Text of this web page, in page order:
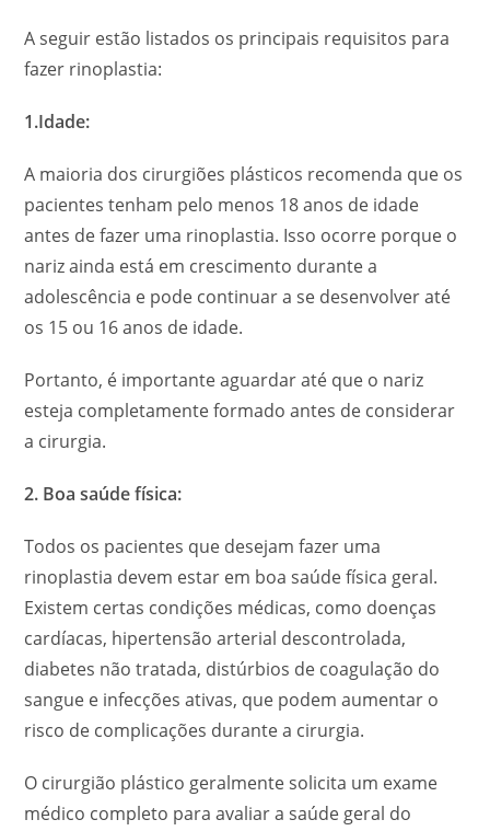
A seguir estão listados os principais requisitos para
fazer rinoplastia:
1.Idade:
A maioria dos cirurgiões plásticos recomenda que os
pacientes tenham pelo menos 18 anos de idade
antes de fazer uma rinoplastia. Isso ocorre porque o
nariz ainda está em crescimento durante a
adolescência e pode continuar a se desenvolver até
os 15 ou 16 anos de idade.
Portanto, é importante aguardar até que o nariz
esteja completamente formado antes de considerar
a cirurgia.
2. Boa saúde física:
Todos os pacientes que desejam fazer uma
rinoplastia devem estar em boa saúde física geral.
Existem certas condições médicas, como doenças
cardíacas, hipertensão arterial descontrolada,
diabetes não tratada, distúrbios de coagulação do
sangue e infecções ativas, que podem aumentar o
risco de complicações durante a cirurgia.
O cirurgião plástico geralmente solicita um exame
médico completo para avaliar a saúde geral do